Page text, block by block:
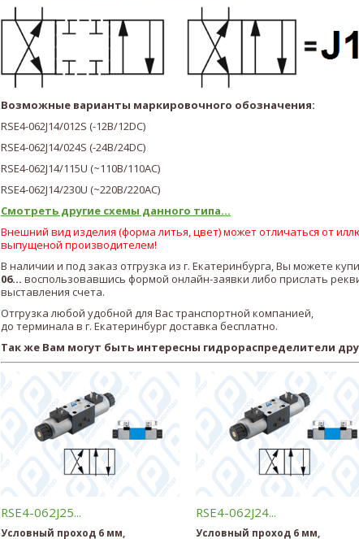
Возможные варианты маркировочного обозначения:
RSE4-062J14/012S (-12В/12DC)
RSE4-062J14/024S (-24В/24DC)
RSE4-062J14/115U (~110В/110AC)
RSE4-062J14/230U (~220В/220AC)
Смотреть другие схемы данного типа...
Внешний вид изделия (форма литья, цвет) может отличаться от
выпущеной производителем!
В наличии и под заказ отгрузка из г. Екатеринбурга, Вы можете
06... воспользовавшись формой онлайн-заявки либо прислать
выставления счета.
Отгрузка любой удобной для Вас транспортной компанией,
до терминала в г. Екатеринбург доставка бесплатно.
Так же Вам могут быть интересны гидрораспределители
RSE4-062J25...
Условный проход 6 мм,
RSE4-062J24...
Условный проход 6 мм,